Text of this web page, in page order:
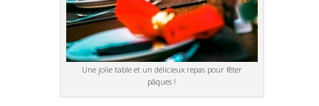
Une jolie table et un délicieux repas pour fêter
pâques !